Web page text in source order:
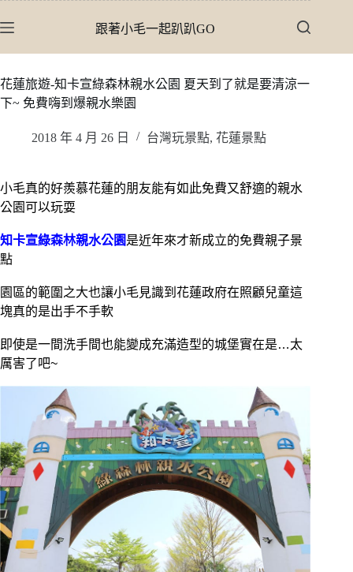
至
內
容
跟著小毛一起趴趴GO
花蓮旅遊-知卡宣綠森林親水公園 夏天到了就是要清涼一
下~ 免費嗨到爆親水樂園
2018 年 4 月 26 日 台灣玩景點, 花蓮景點
小毛真的好羨慕花蓮的朋友能有如此免費又舒適的親水
公園可以玩耍
知卡宣綠森林親水公園是近年來才新成立的免費親子景
點
園區的範圍之大也讓小毛見識到花蓮政府在照顧兒童這
塊真的是出手不手軟
即使是一間洗手間也能變成充滿造型的城堡實在是…太
厲害了吧~